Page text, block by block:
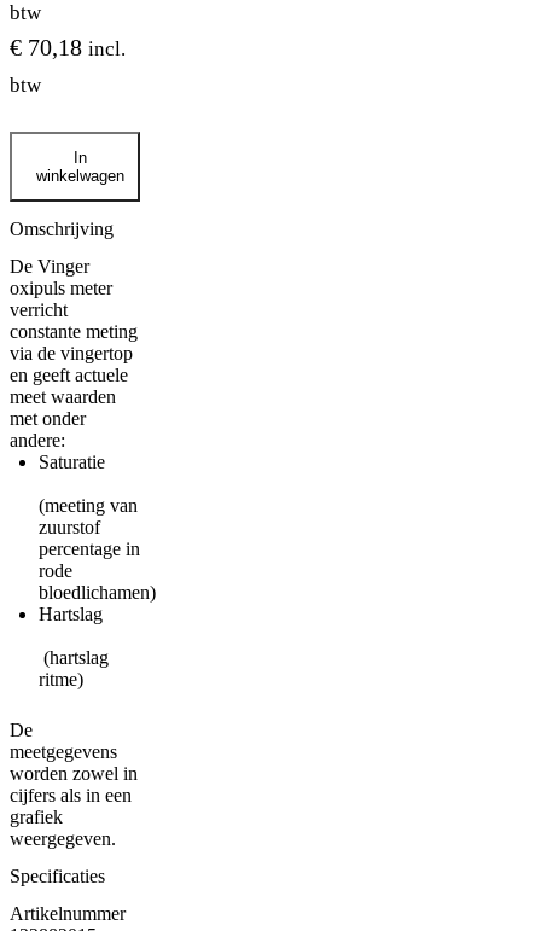
btw
€ 70,18 incl.
btw
Vinger
meter
aantal
In
winkelwagen
Omschrijving
De Vinger
oxipuls meter
verricht
constante meting
via de vingertop
en geeft actuele
meet waarden
met onder
andere:
Saturatie
(meeting van
zuurstof
percentage in
rode
bloedlichamen)
Hartslag
(hartslag
ritme)
De
meetgegevens
worden zowel in
cijfers als in een
grafiek
weergegeven.
Specificaties
Artikelnummer